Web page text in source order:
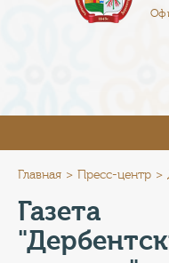
ПРЕСС-ЦЕНТР
ТУРИСТАМ
Главная Пресс-центр
Газета